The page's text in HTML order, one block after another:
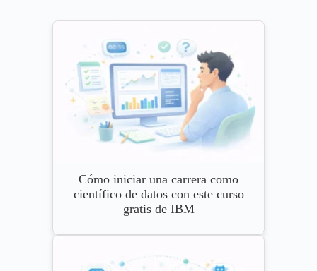
Cómo iniciar una carrera como
científico de datos con este curso
gratis de IBM